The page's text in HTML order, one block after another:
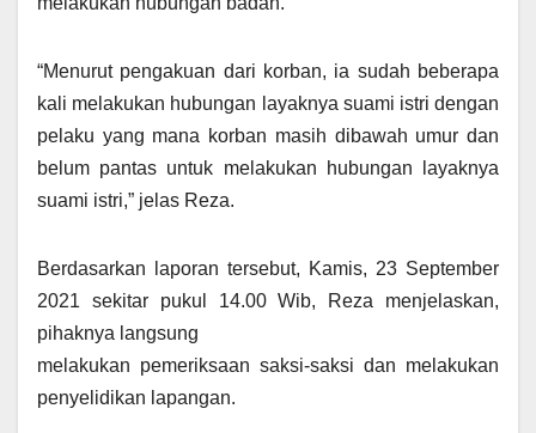
“Menurut pengakuan dari korban, ia sudah beberapa
kali melakukan hubungan layaknya suami istri dengan
pelaku yang mana korban masih dibawah umur dan
belum pantas untuk melakukan hubungan layaknya
suami istri,” jelas Reza.
Berdasarkan laporan tersebut, Kamis, 23 September
2021 sekitar pukul 14.00 Wib, Reza menjelaskan,
pihaknya langsung
melakukan pemeriksaan saksi-saksi dan melakukan
penyelidikan lapangan.